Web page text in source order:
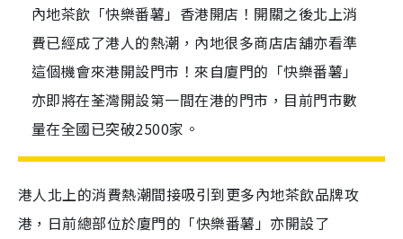
內地茶飲「快樂番薯」香港開店！開關之後北上消
費已經成了港人的熱潮，內地很多商店店舖亦看準
這個機會來港開設門市！來自廈門的「快樂番薯」
亦即將在荃灣開設第一間在港的門市，目前門市數
量在全國已突破2500家。
港人北上的消費熱潮間接吸引到更多內地茶飲品牌攻
港，日前總部位於廈門的「快樂番薯」亦開設了